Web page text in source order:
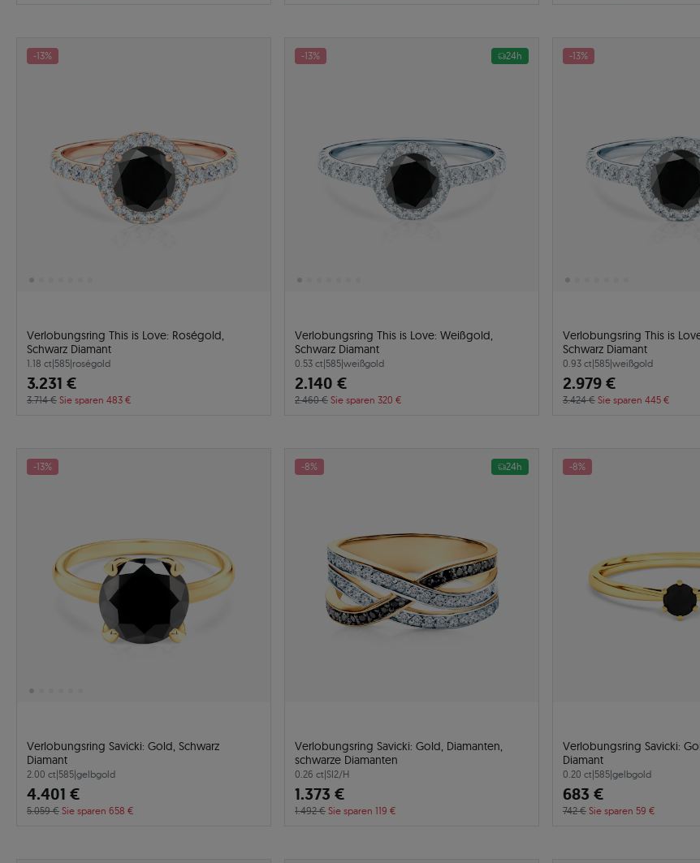
-13%
Verlobungsring This is Love: Roségold,
Schwarz Diamant
1.18 ct|585|roségold
3.231 €
3.714 € Sie sparen 483 €
-13% 24h
Verlobungsring This is Love: Weißgold,
Schwarz Diamant
0.53 ct|585|weißgold
2.140 €
2.460 € Sie sparen 320 €
-13%
Verlobungsring This is
Schwarz Diamant
0.93 ct|585|weißgold
2.979 €
3.424 € Sie sparen 445 €
-13%
Verlobungsring Savicki: Gold, Schwarz
Diamant
2.00 ct|585|gelbgold
4.401 €
5.059 € Sie sparen 658 €
-8% 24h
Verlobungsring Savicki: Gold, Diamanten,
schwarze Diamanten
0.26 ct|SI2/H
1.373 €
1.492 € Sie sparen 119 €
-8%
Verlobungsring Savicki:
Diamant
0.20 ct|585|gelbgold
683 €
742 € Sie sparen 59 €